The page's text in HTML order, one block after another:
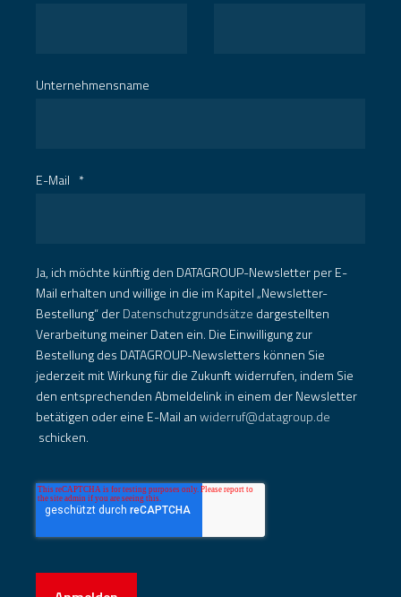
Unternehmensname
E-Mail *
Ja, ich möchte künftig den DATAGROUP-Newsletter per E-
Mail erhalten und willige in die im Kapitel „Newsletter-
Bestellung“ derDatenschutzgrundsätze dargestellten
Verarbeitung meiner Daten ein. Die Einwilligung zur
Bestellung des DATAGROUP-Newsletters können Sie
jederzeit mit Wirkung für die Zukunft widerrufen, indem Sie
den entsprechenden Abmeldelink in einem der Newsletter
betätigen oder eine E-Mail anwiderruf@datagroup.de
schicken.